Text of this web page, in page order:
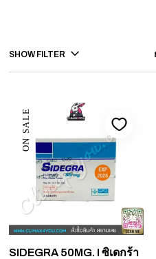
SHOW FILTER
ON SALE
SIDEGRA 50MG. I ซิเดกร้า